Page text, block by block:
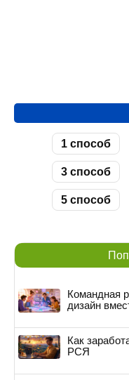
1 способ
3 способ
5 способ
Командная
дизайн
Как
РСЯ